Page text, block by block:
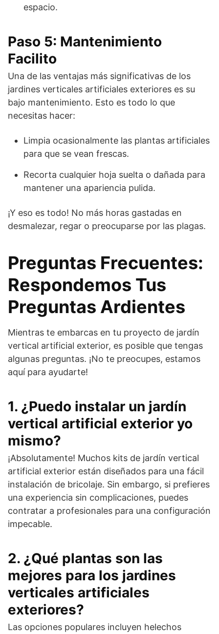
espacio.
Paso 5: Mantenimiento
Facilito
Una de las ventajas más significativas de los
jardines verticales artificiales exteriores es su
bajo mantenimiento. Esto es todo lo que
necesitas hacer:
Limpia ocasionalmente las plantas artificiales
para que se vean frescas.
Recorta cualquier hoja suelta o dañada para
mantener una apariencia pulida.
¡Y eso es todo! No más horas gastadas en
desmalezar, regar o preocuparse por las plagas.
Preguntas Frecuentes:
Respondemos Tus
Preguntas Ardientes
Mientras te embarcas en tu proyecto de jardín
vertical artificial exterior, es posible que tengas
algunas preguntas. ¡No te preocupes, estamos
aquí para ayudarte!
1. ¿Puedo instalar un jardín
vertical artificial exterior yo
mismo?
¡Absolutamente! Muchos kits de jardín vertical
artificial exterior están diseñados para una fácil
instalación de bricolaje. Sin embargo, si prefieres
una experiencia sin complicaciones, puedes
contratar a profesionales para una configuración
impecable.
2. ¿Qué plantas son las
mejores para los jardines
verticales artificiales
exteriores?
Las opciones populares incluyen helechos